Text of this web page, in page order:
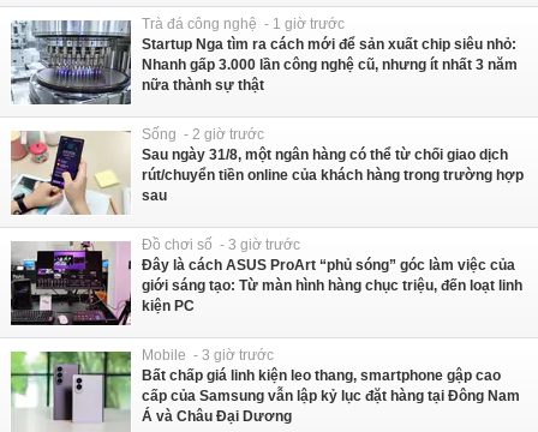
Trà đá công nghệ - 1 giờ trước
Startup Nga tìm ra cách mới để sản xuất chip siêu nhỏ:
Nhanh gấp 3.000 lần công nghệ cũ, nhưng ít nhất 3 năm
nữa thành sự thật
Sống - 2 giờ trước
Sau ngày 31/8, một ngân hàng có thể từ chối giao dịch
rút/chuyển tiền online của khách hàng trong trường hợp
sau
Đồ chơi số - 3 giờ trước
Đây là cách ASUS ProArt “phủ sóng” góc làm việc của
giới sáng tạo: Từ màn hình hàng chục triệu, đến loạt linh
kiện PC
Mobile - 3 giờ trước
Bất chấp giá linh kiện leo thang, smartphone gập cao
cấp của Samsung vẫn lập kỷ lục đặt hàng tại Đông Nam
Á và Châu Đại Dương